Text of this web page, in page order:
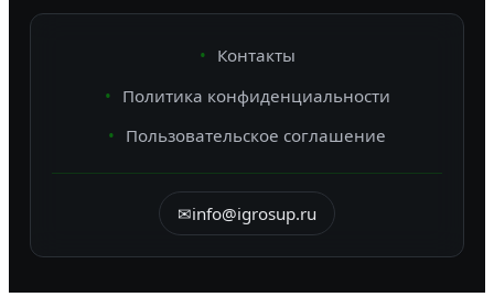
Контакты
Политика конфиденциальности
Пользовательское соглашение
✉info@igrosup.ru